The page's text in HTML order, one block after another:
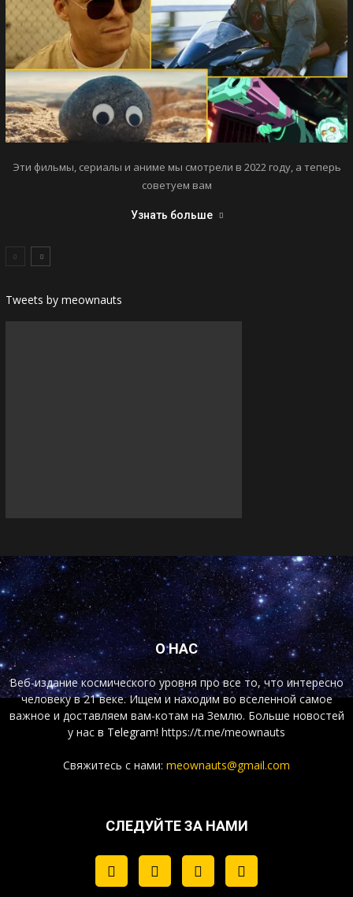
Эти фильмы, сериалы и аниме мы смотрели в 2022 году, а теперь
советуем вам
Узнать больше
Tweets by meownauts
О НАС
Веб-издание космического уровня про все то, что интересно
человеку в 21 веке. Ищем и находим во вселенной самое
важное и доставляем вам-котам на Землю. Больше новостей
у нас в Telegram! https://t.me/meownauts
Свяжитесь с нами: meownauts@gmail.com
СЛЕДУЙТЕ ЗА НАМИ